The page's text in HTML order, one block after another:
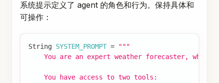
系统提示定义了 agent 的角色和行为。保持具体和
可操作：
String SYSTEM_PROMPT =
"""
You are an expert weather forecaster, who
    You have access to two tools: